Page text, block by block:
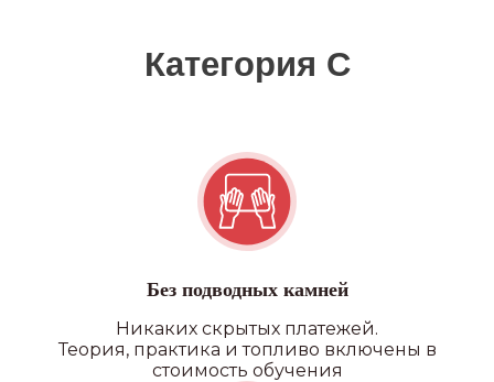
Без подводных камней
Никаких скрытых платежей.
Теория, практика и топливо включены в
стоимость обучения
Квадроцикл/снегоход